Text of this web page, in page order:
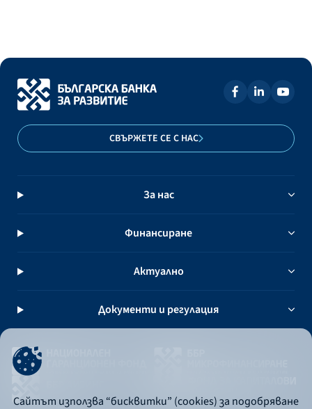
СВЪРЖЕТЕ СЕ С НАС
За нас
Финансиране
Актуално
Документи и регулация
Сайтът използва “бисквитки” (cookies) за подобряване